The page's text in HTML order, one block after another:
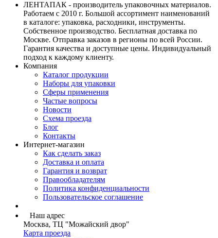
ЛЕНТАПАК - производитель упаковочных материалов.
Работаем с 2010 г. Большой ассортимент наименований
в каталоге: упаковка, расходники, инструменты.
Собственное производство. Бесплатная доставка по
Москве. Отправка заказов в регионы по всей России.
Гарантия качества и доступные цены. Индивидуальный
подход к каждому клиенту.
Компания
Каталог продукции
Наборы для упаковки
Сферы применения
Частые вопросы
Новости
Схема проезда
Блог
Контакты
Интернет-магазин
Как сделать заказ
Доставка и оплата
Гарантия и возврат
Правообладателям
Политика конфиденциальности
Пользовательское соглашение
Наш адрес
Москва, ТЦ "Можайский двор"
Карта проезда